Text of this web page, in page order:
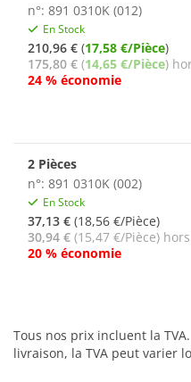
n°: 891 0310K (012)
En Stock
210,96 € (17,58 €/Pièce)
175,80 € (14,65 €/Pièce)
24 % économie
2 Pièces
n°: 891 0310K (002)
En Stock
37,13 € (18,56 €/Pièce)
30,94 € (15,47 €/Pièce)
20 % économie
Tous nos prix incluent la
livraison, la TVA peut varier